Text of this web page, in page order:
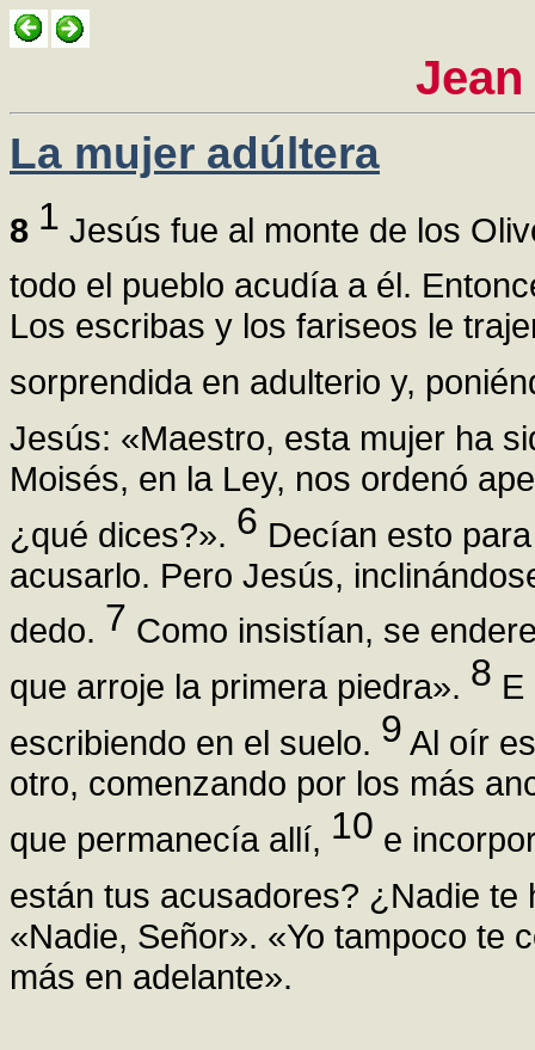
Jean
La mujer adúltera
8 1 Jesús fue al monte de los
todo el pueblo acudía a él.
Los escribas y los fariseos le
sorprendida en adulterio y,
Jesús: «Maestro, esta mujer ha
Moisés, en la Ley, nos ordenó
¿qué dices?». 6 Decían esto
acusarlo. Pero Jesús,
dedo. 7 Como insistían, se
que arroje la primera piedra». 8 E
escribiendo en el suelo. 9 Al oír
otro, comenzando por los más
que permanecía allí, 10 e
están tus acusadores? ¿Nadie
«Nadie, Señor». «Yo tampoco te
más en adelante».